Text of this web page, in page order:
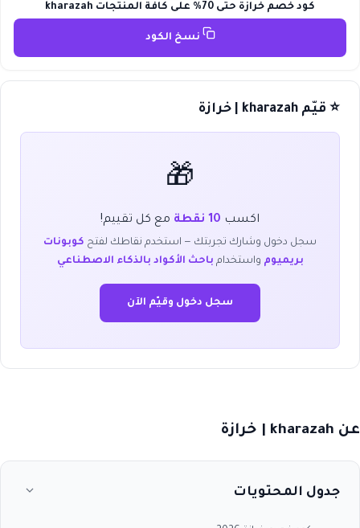
كود خصم خرازة حتى 70% على كافة المنتجات kharazah
نسخ الكود
⭐ قيّم kharazah | خرازة
🎁
اكسب 10 نقطة مع كل تقييم!
سجل دخول وشارك تجربتك — استخدم نقاطك لفتح كوبونات
بريميوم واستخدام باحث الأكواد بالذكاء الاصطناعي
سجل دخول وقيّم الآن
عن kharazah | خرازة
جدول المحتويات